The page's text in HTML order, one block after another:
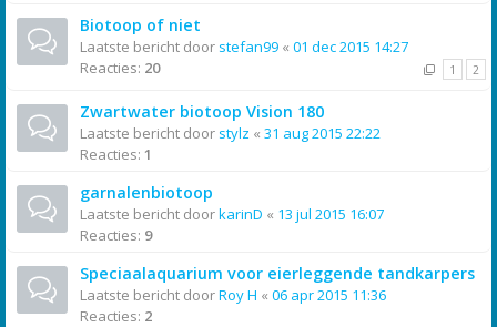
Biotoop of niet
Laatste bericht door stefan99 « 01 dec 2015 14:27
Reacties: 20 1 2
Zwartwater biotoop Vision 180
Laatste bericht door stylz « 31 aug 2015 22:22
Reacties: 1
garnalenbiotoop
Laatste bericht doorkarinD « 13 jul 2015 16:07
Reacties: 9
Speciaalaquarium voor eierleggende tandkarpers
Laatste bericht doorRoy H « 06 apr 2015 11:36
Reacties: 2